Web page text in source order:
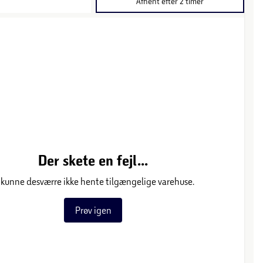
Der skete en fejl...
kunne desværre ikke hente tilgængelige varehuse.
Prøv igen